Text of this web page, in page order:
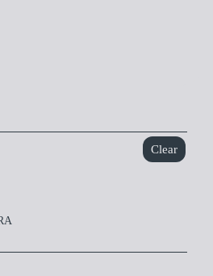
Clear